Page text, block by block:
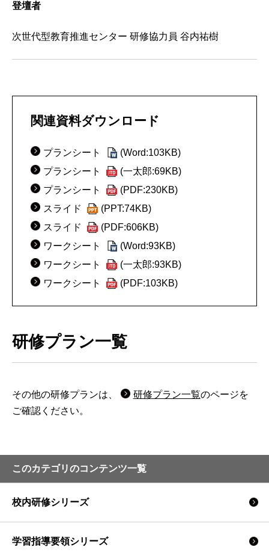
登壇者
次世代型教育推進センター 研修協力員 谷内祐樹
関連資料ダウンロード
プランシート
(Word:103KB)
プランシート
(一太郎:69KB)
プランシート
(PDF:230KB)
スライド
(PPT:74KB)
スライド
(PDF:606KB)
ワークシート
(Word:93KB)
ワークシート
(一太郎:93KB)
ワークシート
(PDF:103KB)
研修プラン一覧
その他の研修プランは、 研修プラン一覧のページを
ご確認ください。
このカテゴリのコンテンツ一覧
校内研修シリーズ
学習指導要領シリーズ